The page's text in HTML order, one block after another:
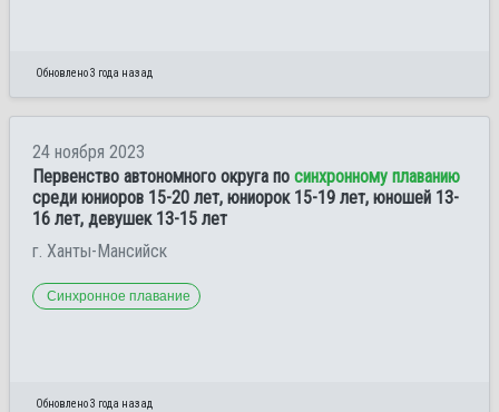
Обновлено 3 года назад
24 ноября 2023
Первенство автономного округа по синхронному плаванию
среди юниоров 15-20 лет, юниорок 15-19 лет, юношей 13-
16 лет, девушек 13-15 лет
г. Ханты-Мансийск
Синхронное плавание
Обновлено 3 года назад